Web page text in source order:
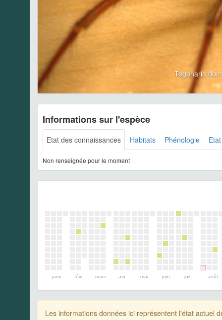
Tegenaria
Informations sur l'espèce
Etat des connaissances Habitats Phénologie
Non renseignée pour le moment
janv. févr. mars avr. mai juin juil. août
Les informations données ici représentent l'état actuel